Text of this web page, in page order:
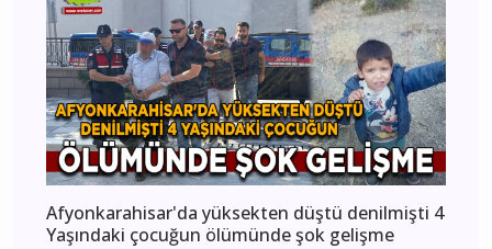
Afyonkarahisar'da yüksekten düştü denilmişti 4
Yaşındaki çocuğun ölümünde şok gelişme